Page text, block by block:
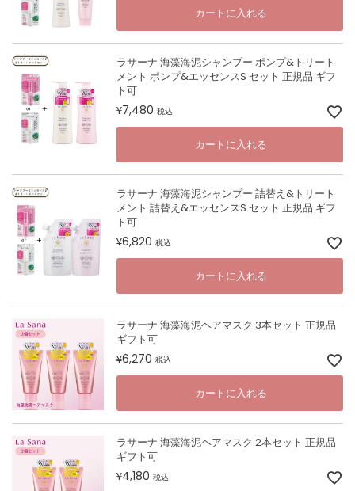
カートに入れる
ラサーナ 海藻海泥シャンプー ポンプ&トリート
メント ポンプ&エッセンスS セット 正規品 ギフ
ト可
¥7,480 税込
カートに入れる
ラサーナ 海藻海泥シャンプー 詰替え&トリート
メント 詰替え&エッセンスS セット 正規品 ギフ
ト可
¥6,820 税込
カートに入れる
ラサーナ 海藻海泥ヘアマスク 3本セット 正規品
ギフト可
¥6,270 税込
カートに入れる
ラサーナ 海藻海泥ヘアマスク 2本セット 正規品
ギフト可
¥4,180 税込